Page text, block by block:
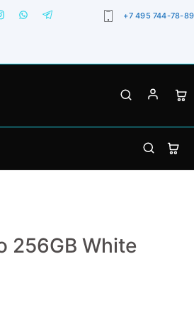
+7 495 744-78-89
256GB White